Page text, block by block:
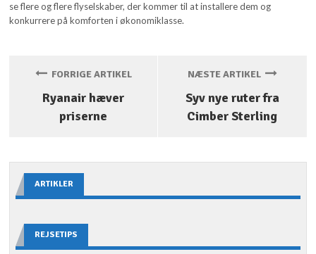
se flere og flere flyselskaber, der kommer til at installere dem og
konkurrere på komforten i økonomiklasse.
FORRIGE ARTIKEL
Ryanair hæver
priserne
NÆSTE ARTIKEL
Syv nye ruter fra
Cimber Sterling
ARTIKLER
REJSETIPS